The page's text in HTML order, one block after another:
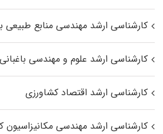
کارشناسی ارشد مهندسی منابع طبیعی
کارشناسی ارشد علوم و مهندسی باغبانی
کارشناسی ارشد اقتصاد کشاورزی
کارشناسی ارشد مهندسی مکانیزاسیون